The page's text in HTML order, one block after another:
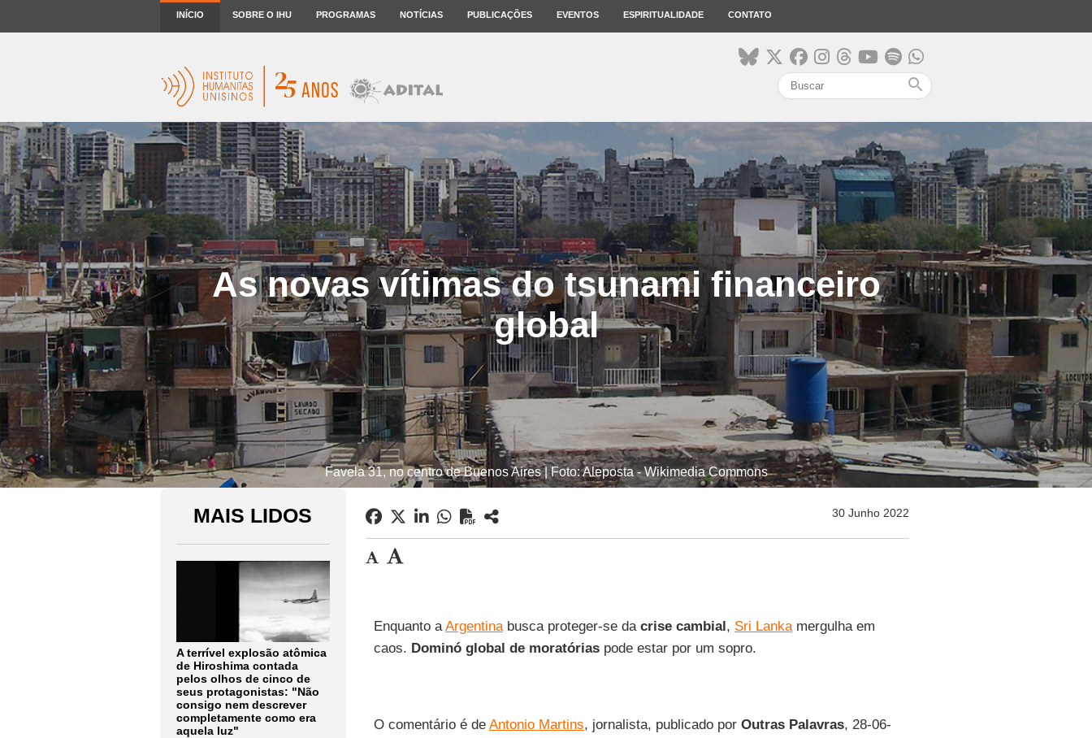
INÍCIO SOBRE O IHU PROGRAMAS NOTÍCIAS PUBLICAÇÕES EVENTOS ESPIRITUALIDADE CONTATO
search
As novas vítimas do tsunami financeiro
global
Favela 31, no centro de Buenos Aires | Foto: Aleposta - Wikimedia Commons
MAIS LIDOS
A terrível explosão atômica
de Hiroshima contada
pelos olhos de cinco de
seus protagonistas: "Não
consigo nem descrever
completamente como era
aquela luz"
30 Junho 2022
Enquanto aArgentinabusca proteger-se dacrise cambial, Sri Lankamergulha em
caos. Dominó global de moratóriaspode estar por um sopro.
O comentário é de Antonio Martins, jornalista, publicado por Outras Palavras, 28-06-